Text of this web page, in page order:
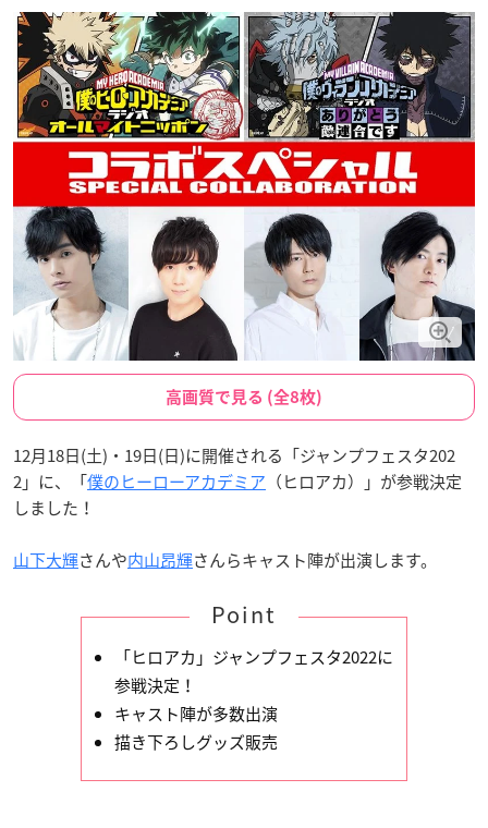
高画質で見る (全8枚)
12月18日(土)・19日(日)に開催される「ジャンプフェスタ202
2」に、「僕のヒーローアカデミア （ヒロアカ）」が参戦決定
しました！
山下大輝さんや内山昂輝さんらキャスト陣が出演します。
Point
「ヒロアカ」ジャンプフェスタ2022に
参戦決定！
キャスト陣が多数出演
描き下ろしグッズ販売